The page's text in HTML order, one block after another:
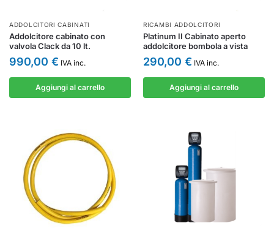
ADDOLCITORI CABINATI
Addolcitore cabinato con
valvola Clack da 10 lt.
990,00 € IVA inc.
Aggiungi al carrello
RICAMBI ADDOLCITORI
Platinum II Cabinato aperto
addolcitore bombola a vista
290,00 € IVA inc.
Aggiungi al carrello